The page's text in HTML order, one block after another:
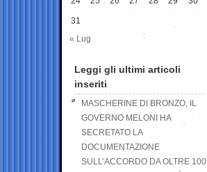
31
« Lug
Leggi gli ultimi articoli
inseriti
MASCHERINE DI BRONZO, IL
GOVERNO MELONI HA
SECRETATO LA
DOCUMENTAZIONE
SULL’ACCORDO DA OLTRE 100